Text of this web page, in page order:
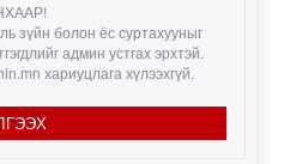
зүйн болон ёс суртахууныг
админ устгах эрхтэй.
хариуцлага хүлээхгүй.